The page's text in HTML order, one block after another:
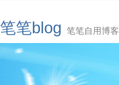
笔笔blog 笔笔自用博客